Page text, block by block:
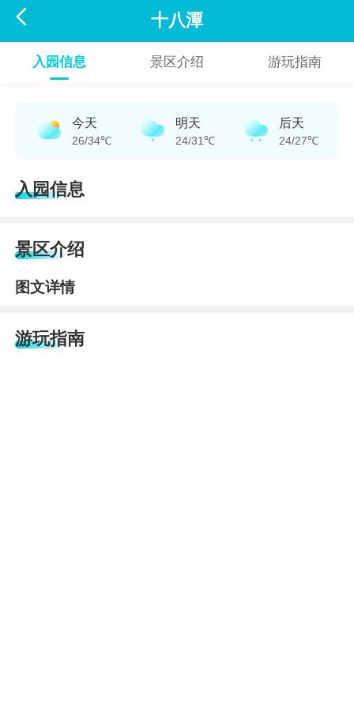
 十八潭
入园信息 景区介绍 游玩指南
今天
26/34℃
明天
24/31℃
后天
24/27℃
入园信息
景区介绍
图文详情
游玩指南